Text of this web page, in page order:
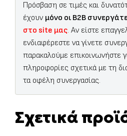
Πρόσβαση σε τιμές και
έχουν μόνο οι B2B
στο site μας. Αν είστε
ενδιαφέρεστε να γίνετε
παρακαλούμε επικοινωνήστε
πληροφορίες σχετικά με τη
τα οφέλη συνεργασίας.
Σχετικά